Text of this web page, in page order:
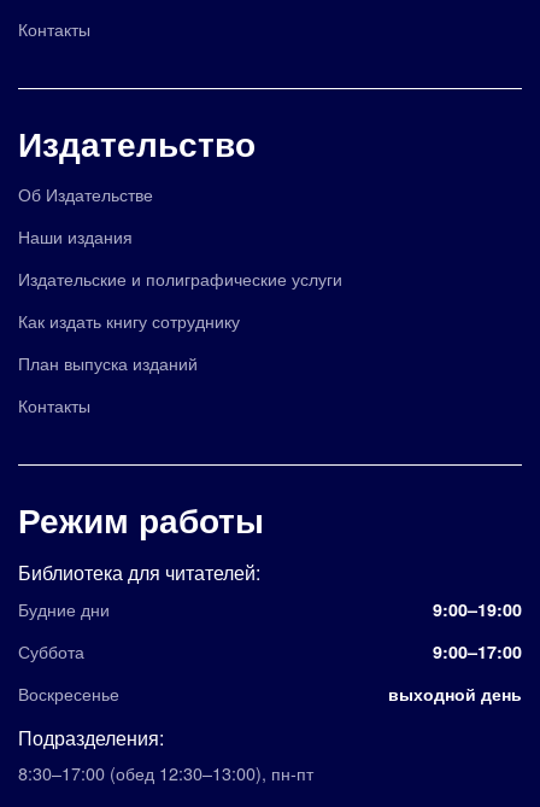
Контакты
Издательство
Об Издательстве
Наши издания
Издательские и полиграфические услуги
Как издать книгу сотруднику
План выпуска изданий
Контакты
Режим работы
Библиотека для читателей:
Будние дни 9:00–19:00
Суббота 9:00–17:00
Воскресенье выходной день
Подразделения:
8:30–17:00 (обед 12:30–13:00), пн-пт